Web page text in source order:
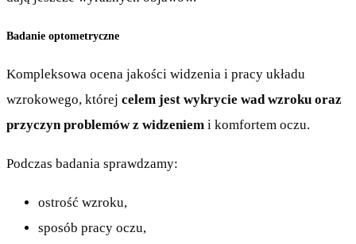
Badanie optometryczne
Kompleksowa ocena jakości widzenia i pracy układu
wzrokowego, której celem jest wykrycie wad wzroku oraz
przyczyn problemów z widzeniem i komfortem oczu.
Podczas badania sprawdzamy:
ostrość wzroku,
sposób pracy oczu,